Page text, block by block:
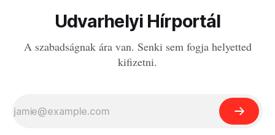
Udvarhelyi Hírportál
A szabadságnak ára van. Senki sem fogja helyetted
kifizetni.